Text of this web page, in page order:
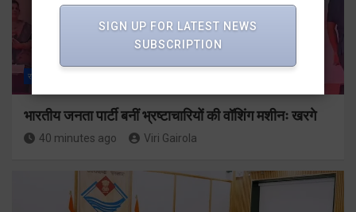
राज्य
भारतीय जनता पार्टी बनीं भ्रष्टाचारियों की वॉशिंग मशीनः खरगे
40 minutes ago Viri Gairola
SIGN UP FOR LATEST NEWS
SUBSCRIPTION